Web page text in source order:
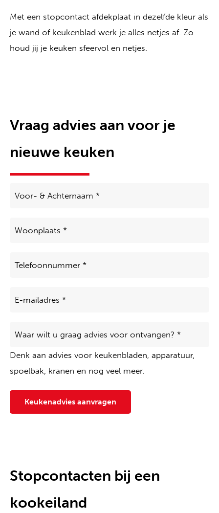
Met een stopcontact afdekplaat in dezelfde kleur als
je wand of keukenblad werk je alles netjes af. Zo
houd jij je keuken sfeervol en netjes.
Vraag advies aan voor je
nieuwe keuken
mailadres*
wilt
graag
advies
ontvangen?
Denk aan advies voor keukenbladen, apparatuur,
spoelbak, kranen en nog veel meer.
Keukenadvies aanvragen
Stopcontacten bij een
kookeiland